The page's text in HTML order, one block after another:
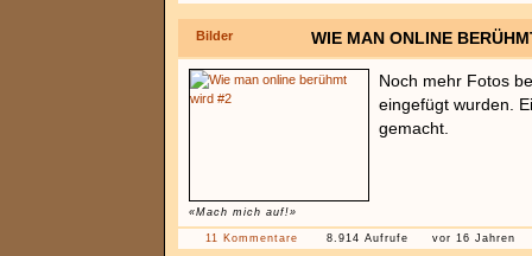
Bilder WIE MAN ONLINE
«Mach mich auf!»
Noch mehr Fotos
eingefügt wurden.
gemacht.
11 Kommentare 8.914 Aufrufe vor 16 Jahren